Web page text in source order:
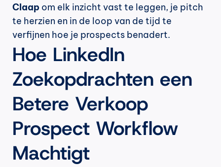
Claap om elk inzicht vast te leggen, je pitch
te herzien en in de loop van de tijd te
verfijnen hoe je prospects benadert.
Hoe LinkedIn
Zoekopdrachten een
Betere Verkoop
Prospect Workflow
Machtigt